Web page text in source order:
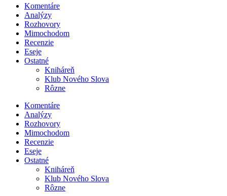
Komentáre
Analýzy
Rozhovory
Mimochodom
Recenzie
Eseje
Ostatné
Kniháreň
Klub Nového Slova
Rôzne
Komentáre
Analýzy
Rozhovory
Mimochodom
Recenzie
Eseje
Ostatné
Kniháreň
Klub Nového Slova
Rôzne